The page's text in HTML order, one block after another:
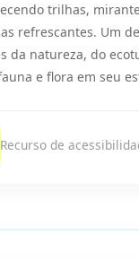
trilhas,
refrescantes. Um
da natureza, do
e flora em seu
Recurso de